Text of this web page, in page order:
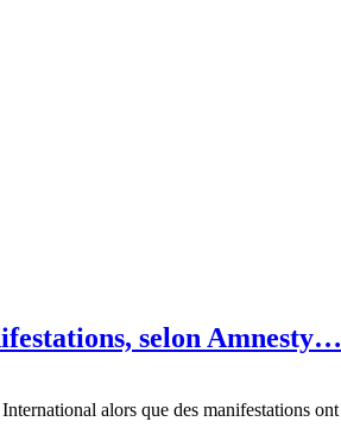
selon Amnesty…
alors que des manifestations